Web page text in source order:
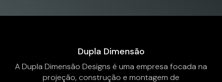
Dupla Dimensão
A Dupla Dimensão Designs é uma empresa focada na
projeção, construção e montagem de